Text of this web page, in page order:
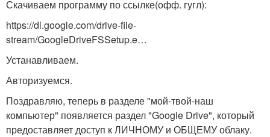
Скачиваем программу по ссылке(офф. гугл):
https://dl.google.com/drive-file-
stream/GoogleDriveFSSetup.e…
Устанавливаем.
Авторизуемся.
Поздравляю, теперь в разделе "мой-твой-наш
компьютер" появляется раздел "Google Drive", который
предоставляет доступ к ЛИЧНОМУ и ОБЩЕМУ облаку.